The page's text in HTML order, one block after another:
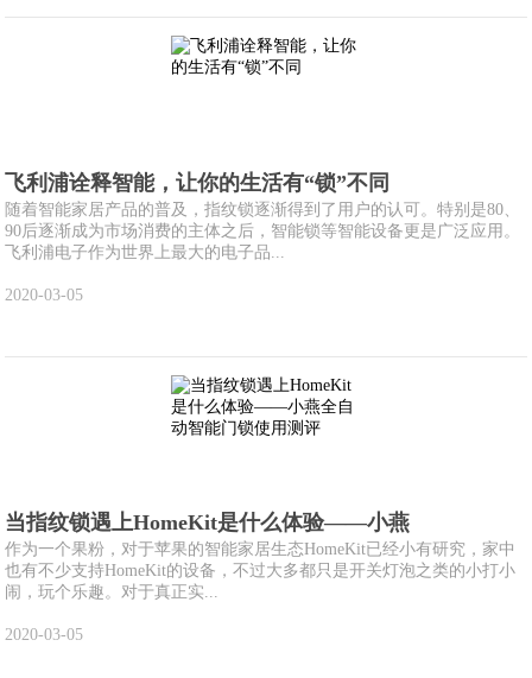
飞利浦诠释智能，让你的生活有“锁”不同
随着智能家居产品的普及，指纹锁逐渐得到了用户的认可。特别是80、
90后逐渐成为市场消费的主体之后，智能锁等智能设备更是广泛应用。
飞利浦电子作为世界上最大的电子品...
2020-03-05
当指纹锁遇上HomeKit是什么体验——小燕
作为一个果粉，对于苹果的智能家居生态HomeKit已经小有研究，家中
也有不少支持HomeKit的设备，不过大多都只是开关灯泡之类的小打小
闹，玩个乐趣。对于真正实...
2020-03-05